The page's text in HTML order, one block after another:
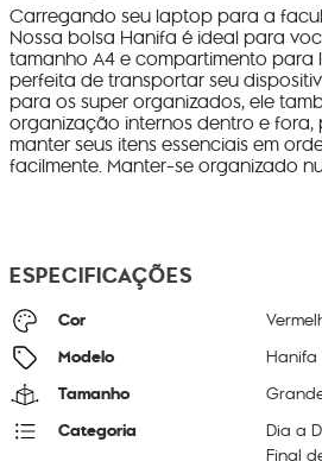
Carregando seu laptop para a
Nossa bolsa Hanifa é ideal para
tamanho A4 e compartimento para
perfeita de transportar seu
para os super organizados, ele
organização internos dentro e
manter seus itens essenciais em
facilmente. Manter-se organizado
ESPECIFICAÇÕES
Cor
Modelo Hanifa
Tamanho
Categoria
Dia a